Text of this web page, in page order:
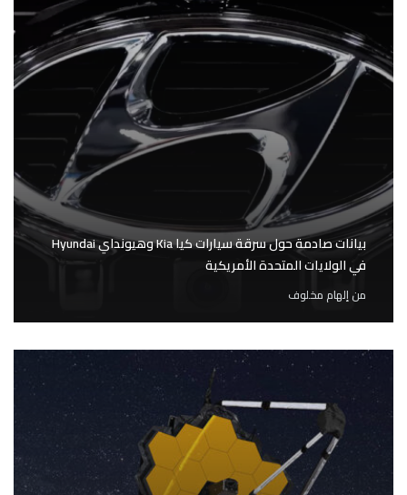
بيانات صادمة حول سرقة سيارات كيا Kia وهيونداي Hyundai
في الولايات المتحدة الأمريكية
منإلهام مخلوف